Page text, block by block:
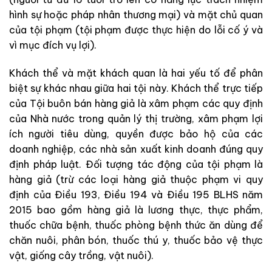
hình sự hoặc pháp nhân thương mại) và mặt chủ quan
của tội phạm (tội phạm được thực hiện do lỗi cố ý và
vì mục đích vụ lợi).
Khách thể và mặt khách quan là hai yếu tố để phân
biệt sự khác nhau giữa hai tội này. Khách thể trực tiếp
của Tội buôn bán hàng giả là xâm phạm các quy định
của Nhà nước trong quản lý thị trường, xâm phạm lợi
ích người tiêu dùng, quyền được bảo hộ của các
doanh nghiệp, các nhà sản xuất kinh doanh đúng quy
định pháp luật. Đối tượng tác động của tội phạm là
hàng giả (trừ các loại hàng giả thuộc phạm vi quy
định của Điều 193, Điều 194 và Điều 195 BLHS năm
2015 bao gồm hàng giả là lương thực, thực phẩm,
thuốc chữa bệnh, thuốc phòng bệnh thức ăn dùng để
chăn nuôi, phân bón, thuốc thú y, thuốc bảo vệ thực
vật, giống cây trồng, vật nuôi).